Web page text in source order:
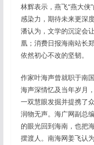
林辉表示，燕飞“燕大侠
感染力，期待未来更深
潘认为，文学的沉淀会
凰；消费日报海南站长
依然初心不改的坚韧。
作家叶海声曾就职于南
海声深情忆及当年岁月
一双慧眼发掘并提携了
润物无声。海广网副总
的眼光回到海南，也把
摆渡人。南海网姜飞认